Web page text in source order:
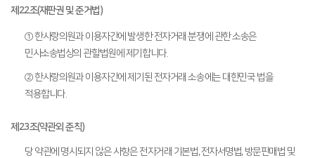
제22조(재판권 및 준거법)
① 한사랑의원과 이용자간에 발생한 전자거래 분쟁에 관한 소송은
민사소송법상의 관할법원에 제기합니다.
② 한사랑의원과 이용자간에 제기된 전자거래 소송에는 대한민국 법을
적용합니다.
제23조(약관외 준칙)
당 약관에 명시되지 않은 사항은 전자거래 기본법, 전자서명법, 방문판매법 및